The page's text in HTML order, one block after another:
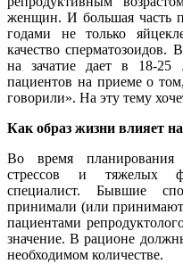
женщин. И большая часть
годами не только
качество
на зачатие дает в 18-
пациентов на приеме о
говорили». На эту тему
Как образ жизни влияет
Во время планирования
стрессов и тяжелых
специалист. Бывшие
принимали (или
пациентами
значение. В рационе
необходимом количестве.